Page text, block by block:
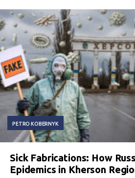
PETRO KOBERNYK
Sick Fabrications: How
Epidemics in Kherson